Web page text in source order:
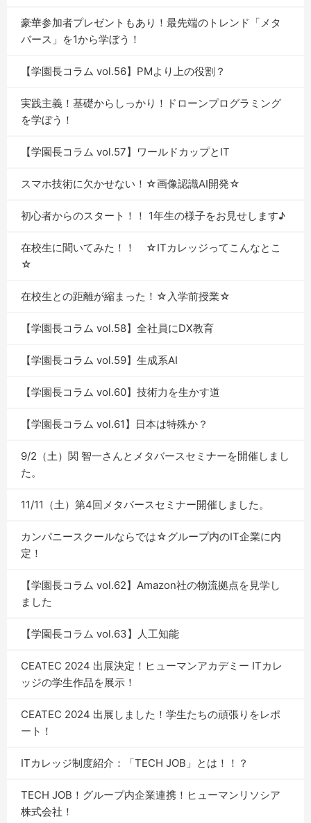
豪華参加者プレゼントもあり！最先端のトレンド「メタ
バース」を1から学ぼう！
【学園長コラム vol.56】PMより上の役割？
実践主義！基礎からしっかり！ドローンプログラミング
を学ぼう！
【学園長コラム vol.57】ワールドカップとIT
スマホ技術に欠かせない！☆画像認識AI開発☆
初心者からのスタート！！ 1年生の様子をお見せします♪
在校生に聞いてみた！！ ☆ITカレッジってこんなとこ
☆
在校生との距離が縮まった！☆入学前授業☆
【学園長コラム vol.58】全社員にDX教育
【学園長コラム vol.59】生成系AI
【学園長コラム vol.60】技術力を生かす道
【学園長コラム vol.61】日本は特殊か？
9/2（土）関 智一さんとメタバースセミナーを開催しまし
た。
11/11（土）第4回メタバースセミナー開催しました。
カンパニースクールならでは☆グループ内のIT企業に内
定！
【学園長コラム vol.62】Amazon社の物流拠点を見学し
ました
【学園長コラム vol.63】人工知能
CEATEC 2024 出展決定！ヒューマンアカデミー ITカレ
ッジの学生作品を展示！
CEATEC 2024 出展しました！学生たちの頑張りをレポ
ート！
ITカレッジ制度紹介：「TECH JOB」とは！！？
TECH JOB！グループ内企業連携！ヒューマンリソシア
株式会社！